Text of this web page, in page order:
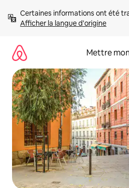
directement
Afficher la langue d'origine
Mettre